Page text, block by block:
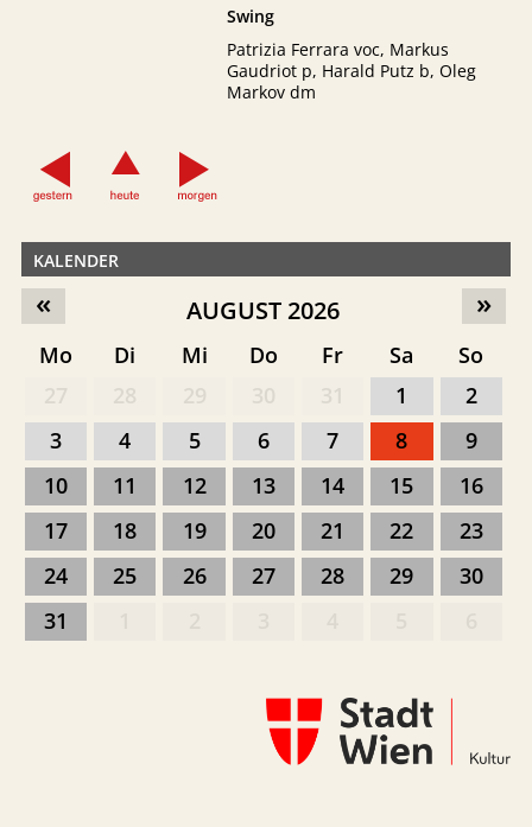
Swing
Patrizia Ferrara voc, Markus
Gaudriot p, Harald Putz b, Oleg
Markov dm
KALENDER
»
« AUGUST 2026
Mo Di Mi Do Fr Sa
So
1
2
3
4 5 6 7 8
9
10
11 12 13 14 15
16
17
18 19 20 21 22
23
24
25 26 27 28 29
30
31